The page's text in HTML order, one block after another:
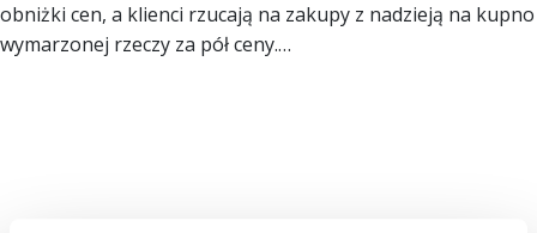
obniżki cen, a klienci rzucają na zakupy z nadzieją na kupno
wymarzonej rzeczy za pół ceny.…